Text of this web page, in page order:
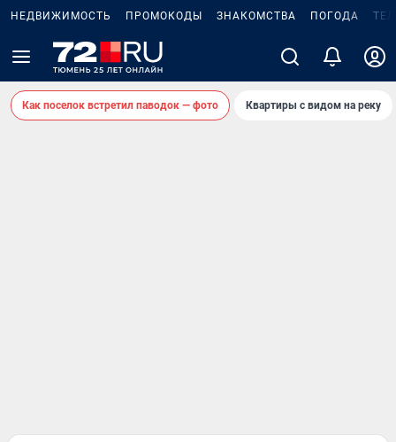
НЕДВИЖИМОСТЬ ПРОМОКОДЫ ЗНАКОМСТВА ПОГОДА
Как поселок встретил паводок — фото Квартиры с видом на реку